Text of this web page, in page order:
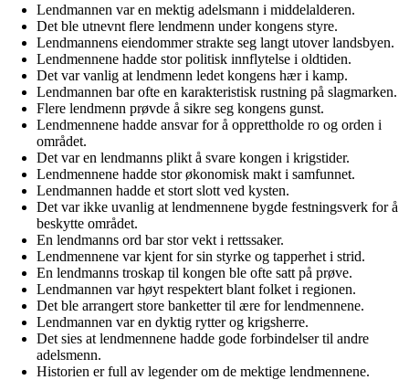
Lendmannen var en mektig adelsmann i middelalderen.
Det ble utnevnt flere lendmenn under kongens styre.
Lendmannens eiendommer strakte seg langt utover landsbyen.
Lendmennene hadde stor politisk innflytelse i oldtiden.
Det var vanlig at lendmenn ledet kongens hær i kamp.
Lendmannen bar ofte en karakteristisk rustning på slagmarken.
Flere lendmenn prøvde å sikre seg kongens gunst.
Lendmennene hadde ansvar for å opprettholde ro og orden i
området.
Det var en lendmanns plikt å svare kongen i krigstider.
Lendmennene hadde stor økonomisk makt i samfunnet.
Lendmannen hadde et stort slott ved kysten.
Det var ikke uvanlig at lendmennene bygde festningsverk for å
beskytte området.
En lendmanns ord bar stor vekt i rettssaker.
Lendmennene var kjent for sin styrke og tapperhet i strid.
En lendmanns troskap til kongen ble ofte satt på prøve.
Lendmannen var høyt respektert blant folket i regionen.
Det ble arrangert store banketter til ære for lendmennene.
Lendmannen var en dyktig rytter og krigsherre.
Det sies at lendmennene hadde gode forbindelser til andre
adelsmenn.
Historien er full av legender om de mektige lendmennene.